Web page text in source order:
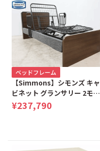
横山町
万町
ベッドフレーム
【Simmons】シモンズ キャ
ビネット グランサリー 2モー
ター 電動リクライニングベッ
ド シングルベッド
¥237,790